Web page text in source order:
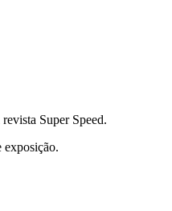
Super Speed.